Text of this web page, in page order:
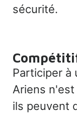
sécurité.
Participer à
Ariens
ils peuvent